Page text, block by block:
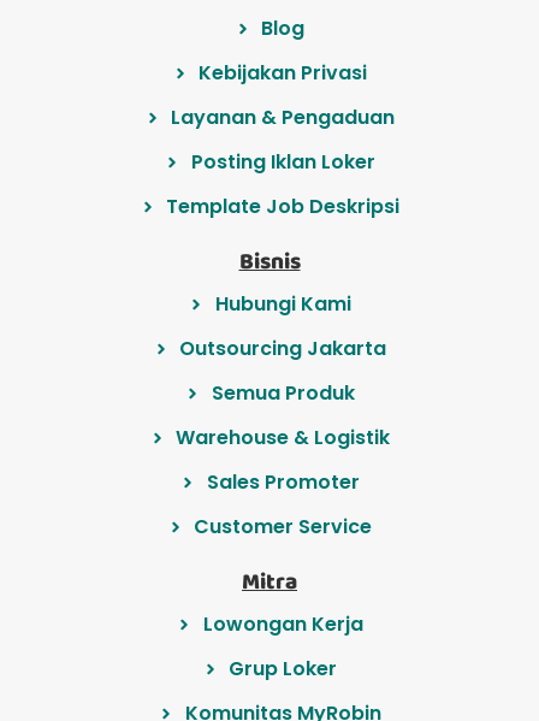
Blog
Kebijakan Privasi
Layanan & Pengaduan
Posting Iklan Loker
Template Job Deskripsi
Bisnis
Hubungi Kami
Outsourcing Jakarta
Semua Produk
Warehouse & Logistik
Sales Promoter
Customer Service
Mitra
Lowongan Kerja
Grup Loker
Komunitas MyRobin